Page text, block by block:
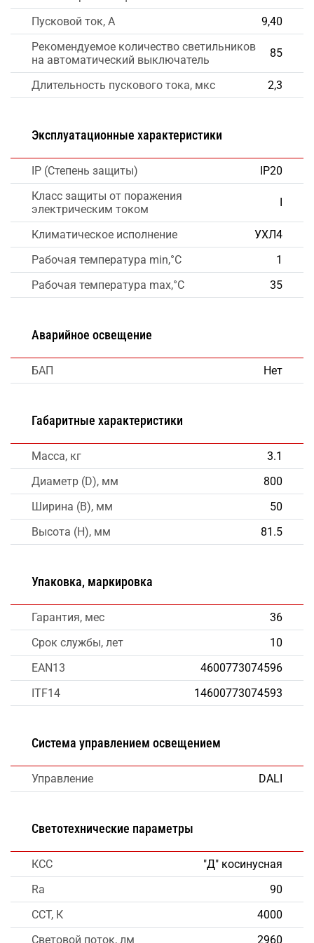
Пусковой ток, А
9,40
Рекомендуемое количество светильников
на автоматический выключатель
85
Длительность пускового тока, мкс 2,3
Эксплуатационные характеристики
IP (Степень защиты)
IP20
Класс защиты от поражения
электрическим током
Климатическое исполнение
УХЛ4
Рабочая температура min,°C
1
Рабочая температура max,°C
35
Аварийное освещение
БАП Нет
Габаритные характеристики
Масса, кг
3.1
Диаметр (D), мм
800
Ширина (B), мм
50
Высота (H), мм
81.5
Упаковка, маркировка
Гарантия, мес
36
Срок службы, лет
10
EAN13
4600773074596
ITF14
14600773074593
Система управлением освещением
Управление DALI
Светотехнические параметры
КСС
"Д" косинусная
Ra
90
CCT, К
4000
Световой поток, лм
2960